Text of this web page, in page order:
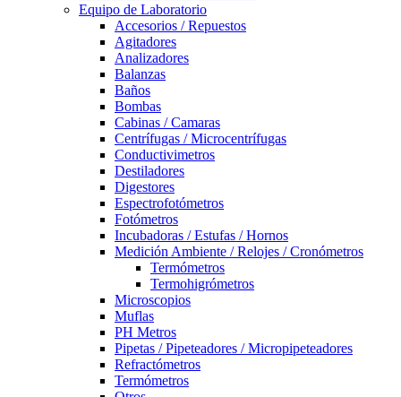
Equipo de Laboratorio
Accesorios / Repuestos
Agitadores
Analizadores
Balanzas
Baños
Bombas
Cabinas / Camaras
Centrífugas / Microcentrífugas
Conductivimetros
Destiladores
Digestores
Espectrofotómetros
Fotómetros
Incubadoras / Estufas / Hornos
Medición Ambiente / Relojes / Cronómetros
Termómetros
Termohigrómetros
Microscopios
Muflas
PH Metros
Pipetas / Pipeteadores / Micropipeteadores
Refractómetros
Termómetros